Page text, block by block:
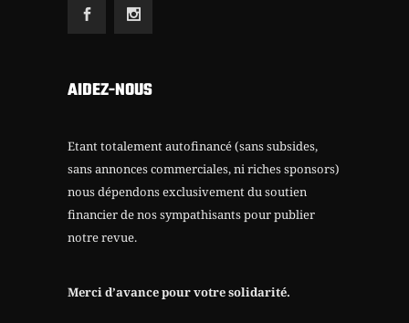
AIDEZ-NOUS
Etant totalement autofinancé (sans subsides,
sans annonces commerciales, ni riches sponsors)
nous dépendons exclusivement du soutien
financier de nos sympathisants pour publier
notre revue.
Merci d’avance pour votre solidarité.